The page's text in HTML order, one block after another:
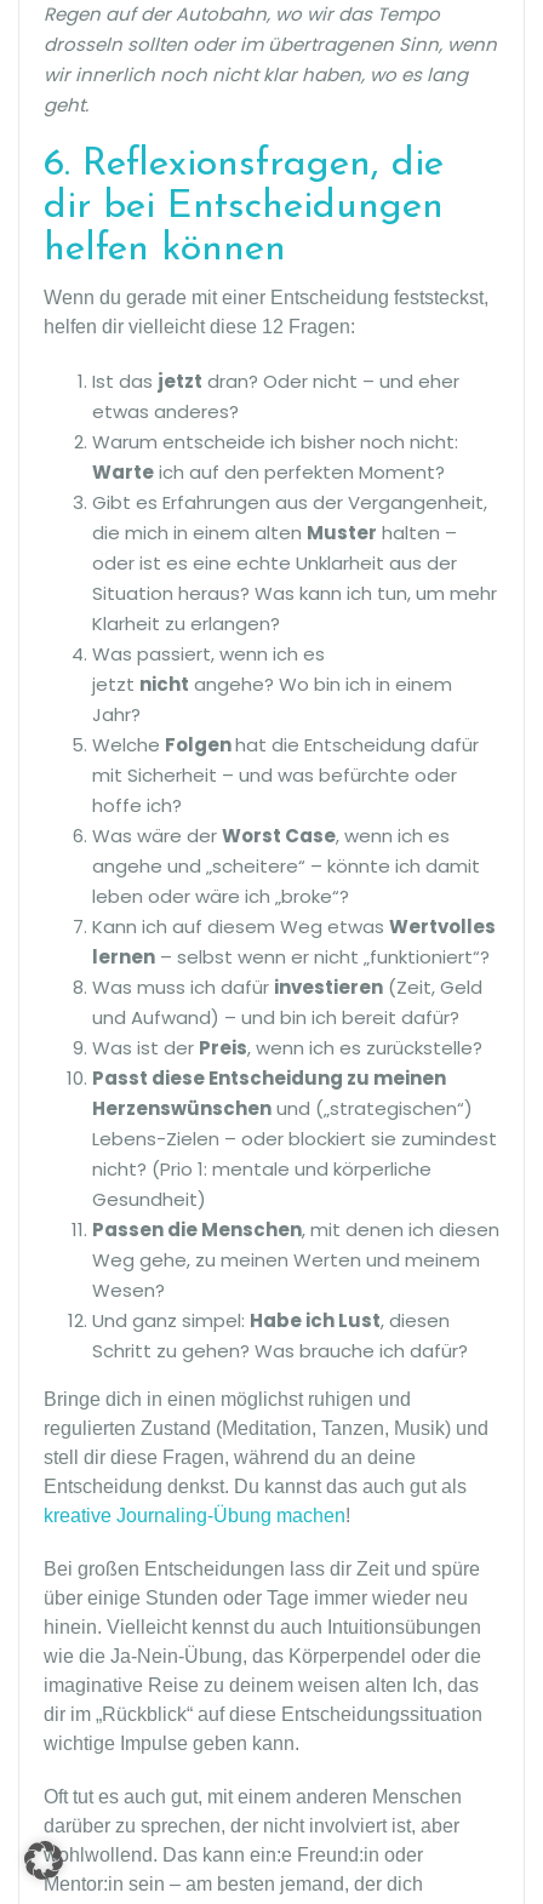
Regen auf der Autobahn, wo wir das Tempo
drosseln sollten oder im übertragenen Sinn, wenn
wir innerlich noch nicht klar haben, wo es lang
geht.
6. Reflexionsfragen, die
dir bei Entscheidungen
helfen können
Wenn du gerade mit einer Entscheidung feststeckst,
helfen dir vielleicht diese 12 Fragen:
Ist das jetzt dran? Oder nicht – und eher
etwas anderes?
Warum entscheide ich bisher noch nicht:
Warteich auf den perfekten Moment?
Gibt es Erfahrungen aus der Vergangenheit,
die mich in einem alten Muster halten –
oder ist es eine echte Unklarheit aus der
Situation heraus? Was kann ich tun, um mehr
Klarheit zu erlangen?
Was passiert, wenn ich es
jetzt nicht angehe? Wo bin ich in einem
Jahr?
Welche Folgenhat die Entscheidung dafür
mit Sicherheit – und was befürchte oder
hoffe ich?
Was wäre derWorst Case, wenn ich es
angehe und „scheitere“ – könnte ich damit
leben oder wäre ich „broke“?
Kann ich auf diesem Weg etwas Wertvolles
lernen – selbst wenn er nicht „funktioniert“?
Was muss ich dafür investieren (Zeit, Geld
und Aufwand) – und bin ich bereit dafür?
Was ist der Preis, wenn ich es zurückstelle?
Passt diese Entscheidung zu meinen
Herzenswünschenund („strategischen“)
Lebens-Zielen – oder blockiert sie zumindest
nicht? (Prio 1: mentale und körperliche
Gesundheit)
Passen die Menschen, mit denen ich diesen
Weg gehe, zu meinen Werten und meinem
Wesen?
Und ganz simpel: Habe ich Lust, diesen
Schritt zu gehen? Was brauche ich dafür?
Bringe dich in einen möglichst ruhigen und
regulierten Zustand (Meditation, Tanzen, Musik) und
stell dir diese Fragen, während du an deine
Entscheidung denkst. Du kannst das auch gut als
kreative Journaling-Übung machen!
Bei großen Entscheidungen lass dir Zeit und spüre
über einige Stunden oder Tage immer wieder neu
hinein. Vielleicht kennst du auch Intuitionsübungen
wie die Ja-Nein-Übung, das Körperpendel oder die
imaginative Reise zu deinem weisen alten Ich, das
dir im „Rückblick“ auf diese Entscheidungssituation
wichtige Impulse geben kann.
Oft tut es auch gut, mit einem anderen Menschen
darüber zu sprechen, der nicht involviert ist, aber
wohlwollend. Das kann ein:e Freund:in oder
Mentor:in sein – am besten jemand, der dich